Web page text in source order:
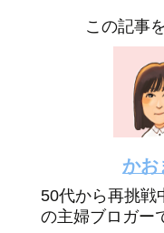
この記事
かお
50代から再挑戦
の主婦ブロガー